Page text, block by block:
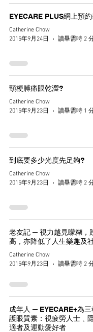
EYECARE PLUS網上預
Catherine Chow
2015年9月24日
讀畢需時 2
頸梗膊痛眼乾澀?
Catherine Chow
2015年9月23日
讀畢需時 1
到底要多少光度先足夠?
Catherine Chow
2015年9月23日
讀畢需時 2
老友記 ─ 視力越見矇糊，
高，亦降低了人生樂趣及
Catherine Chow
2015年9月23日
讀畢需時 2
成年人 ─ EYECARE+為
護眼質素：視疲勞人士﹑
適者及運動愛好者